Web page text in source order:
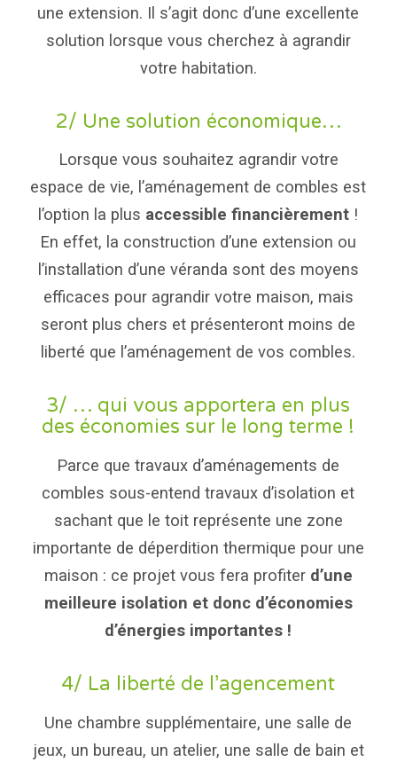
une extension. Il s’agit donc d’une excellente
solution lorsque vous cherchez à agrandir
votre habitation.
2/ Une solution économique…
Lorsque vous souhaitez agrandir votre
espace de vie, l’aménagement de combles est
l’option la plus accessible financièrement !
En effet, la construction d’une extension ou
l’installation d’une véranda sont des moyens
efficaces pour agrandir votre maison, mais
seront plus chers et présenteront moins de
liberté que l’aménagement de vos combles.
3/ … qui vous apportera en plus
des économies sur le long terme !
Parce que travaux d’aménagements de
combles sous-entend travaux d’isolation et
sachant que le toit représente une zone
importante de déperdition thermique pour une
maison : ce projet vous fera profiter d’une
meilleure isolation et donc d’économies
d’énergies importantes !
4/ La liberté de l’agencement
Une chambre supplémentaire, une salle de
jeux, un bureau, un atelier, une salle de bain et